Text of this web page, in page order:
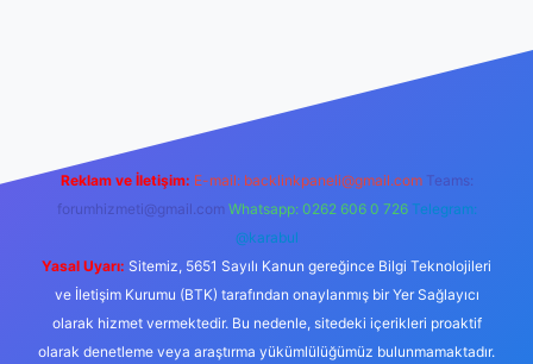
Reklam ve İletişim: E-mail: backlinkpaneli@gmail.com Teams:
forumhizmeti@gmail.com Whatsapp: 0262 606 0 726 Telegram:
@karabul
Yasal Uyarı: Sitemiz, 5651 Sayılı Kanun gereğince Bilgi Teknolojileri
ve İletişim Kurumu (BTK) tarafından onaylanmış bir Yer Sağlayıcı
olarak hizmet vermektedir. Bu nedenle, sitedeki içerikleri proaktif
olarak denetleme veya araştırma yükümlülüğümüz bulunmamaktadır.